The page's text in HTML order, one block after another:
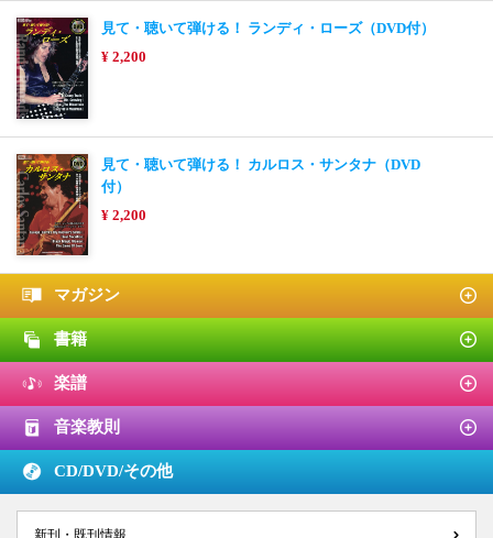
見て・聴いて弾ける！ ランディ・ローズ（DVD付）
¥ 2,200
見て・聴いて弾ける！ カルロス・サンタナ（DVD
付）
¥ 2,200
マガジン
書籍
楽譜
音楽教則
CD/DVD/その他
新刊・既刊情報